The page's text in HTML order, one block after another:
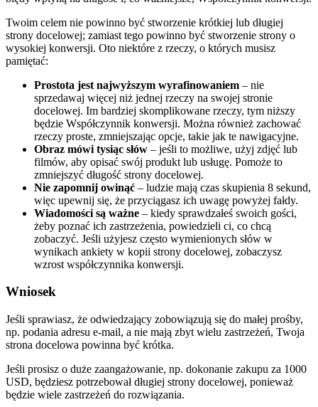
Twoim celem nie powinno być stworzenie krótkiej lub długiej
strony docelowej; zamiast tego powinno być stworzenie strony o
wysokiej konwersji. Oto niektóre z rzeczy, o których musisz
pamiętać:
Prostota jest najwyższym wyrafinowaniem – nie
sprzedawaj więcej niż jednej rzeczy na swojej stronie
docelowej. Im bardziej skomplikowane rzeczy, tym niższy
będzie Współczynnik konwersji. Można również zachować
rzeczy proste, zmniejszając opcje, takie jak te nawigacyjne.
Obraz mówi tysiąc słów – jeśli to możliwe, użyj zdjęć lub
filmów, aby opisać swój produkt lub usługę. Pomoże to
zmniejszyć długość strony docelowej.
Nie zapomnij owinąć – ludzie mają czas skupienia 8 sekund,
więc upewnij się, że przyciągasz ich uwagę powyżej fałdy.
Wiadomości są ważne – kiedy sprawdzałeś swoich gości,
żeby poznać ich zastrzeżenia, powiedzieli ci, co chcą
zobaczyć. Jeśli użyjesz często wymienionych słów w
wynikach ankiety w kopii strony docelowej, zobaczysz
wzrost współczynnika konwersji.
Wniosek
Jeśli sprawiasz, że odwiedzający zobowiązują się do małej prośby,
np. podania adresu e-mail, a nie mają zbyt wielu zastrzeżeń, Twoja
strona docelowa powinna być krótka.
Jeśli prosisz o duże zaangażowanie, np. dokonanie zakupu za 1000
USD, będziesz potrzebował długiej strony docelowej, ponieważ
będzie wiele zastrzeżeń do rozwiązania.